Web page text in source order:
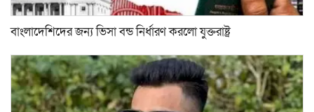
বাংলাদেশিদের জন্য ভিসা বন্ড নির্ধারণ করলো যুক্তরাষ্ট্র